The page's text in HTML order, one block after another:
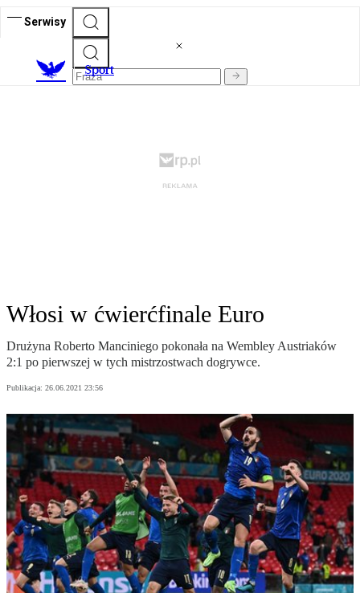
Serwisy
Sport
Włosi w ćwierćfinale Euro
Drużyna Roberto Manciniego pokonała na Wembley Austriaków
2:1 po pierwszej w tych mistrzostwach dogrywce.
Publikacja: 26.06.2021 23:56